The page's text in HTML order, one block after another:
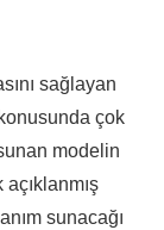
sağlayan
çok
modelin
açıklanmış
sunacağı